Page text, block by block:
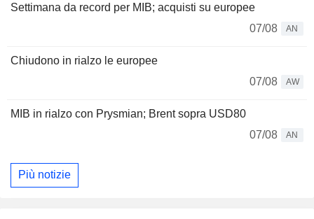
Settimana da record per MIB; acquisti su europee
07/08
AN
Chiudono in rialzo le europee
07/08
AW
MIB in rialzo con Prysmian; Brent sopra USD80
07/08
AN
Più notizie